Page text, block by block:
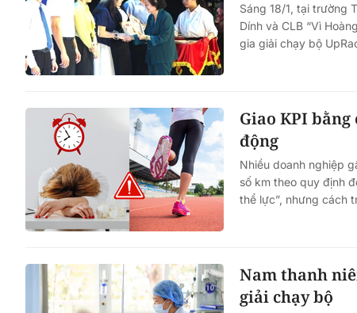
Sáng 18/1, tại trường
Dính và CLB “Vì
gia giải chạy bộ
Giao KPI
động
Nhiều doanh nghiệp
số km theo quy định
thể lực”, nhưng cách
Nam thanh
giải chạy bộ